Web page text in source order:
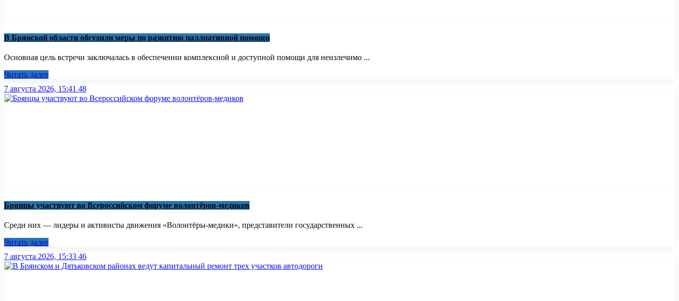
В Брянской области обсудили меры по развитию паллиативной помощи
Основная цель встречи заключалась в обеспечении комплексной и доступной помощи для неизлечимо ...
Читать далее
7 августа 2026, 15:41 48
Брянцы участвуют во Всероссийском форуме волонтёров-медиков
Среди них — лидеры и активисты движения «Волонтёры-медики», представители государственных ...
Читать далее
7 августа 2026, 15:33 46